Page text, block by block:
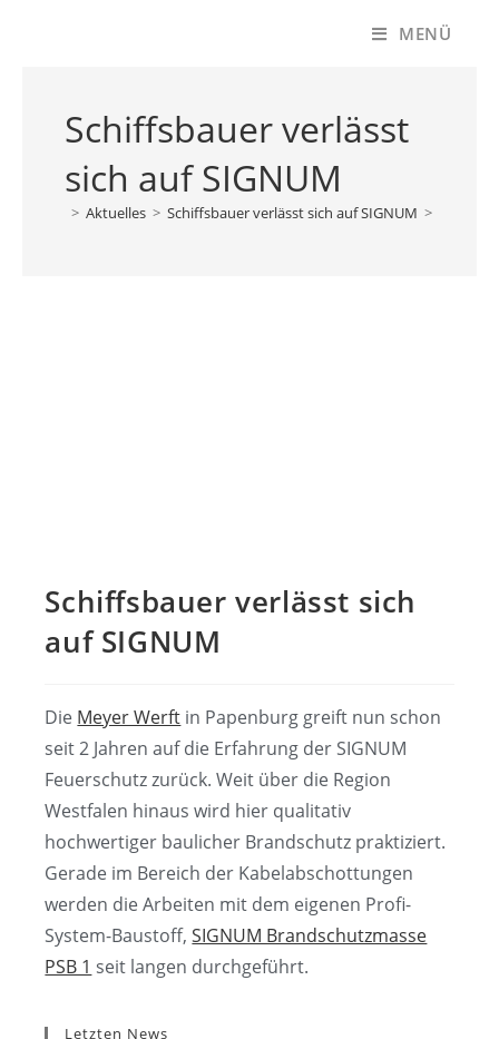
MENÜ
Schiffsbauer verlässt
sich auf SIGNUM
> Aktuelles > Schiffsbauer verlässt sich auf SIGNUM >
Schiffsbauer verlässt sich
auf SIGNUM
Die Meyer Werft in Papenburg greift nun schon
seit 2 Jahren auf die Erfahrung der SIGNUM
Feuerschutz zurück. Weit über die Region
Westfalen hinaus wird hier qualitativ
hochwertiger baulicher Brandschutz praktiziert.
Gerade im Bereich der Kabelabschottungen
werden die Arbeiten mit dem eigenen Profi-
System-Baustoff,SIGNUM Brandschutzmasse
PSB 1 seit langen durchgeführt.
Letzten News